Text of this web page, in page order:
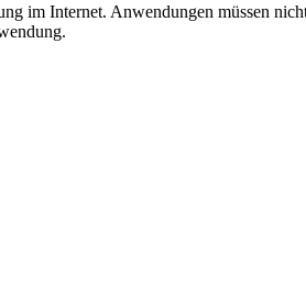
Internet. Anwendungen müssen